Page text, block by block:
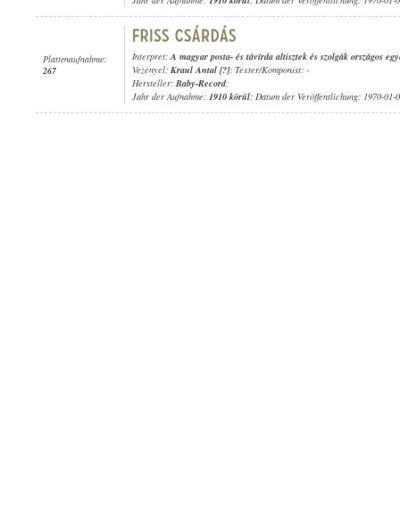
Plattenaufnahme:
267
Interpret:A magyar posta- és távírda altisztek és szolgák országos
Vezényel: Kraul Antal [?]; Texter/Komponist: -
Hersteller: Baby-Record;
Jahr der Aufnahme: 1910 körül; Datum der Veröffentlichung: 1970-01-